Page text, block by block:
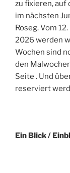
zu fixieren, auf
im nächsten
Roseg. Vom
2026 werden
Wochen sind
den
Seite . Und
reserviert
Ein Blick /